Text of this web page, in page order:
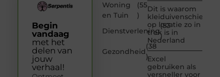
Woning
en Tuin
(55
)
Dienstverlening
(53
)
Gezondheid
(38
)
Dit is waarom
kleiduivenschieten
op locatie zo in
trek is in
Nederland
Excel
gebruiken als
versneller voor
Begin
vandaag
met het
delen van
jouw
verhaal!